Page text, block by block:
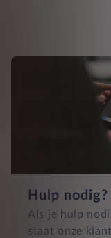
Hulp nodig?
Als je hulp
staat onze